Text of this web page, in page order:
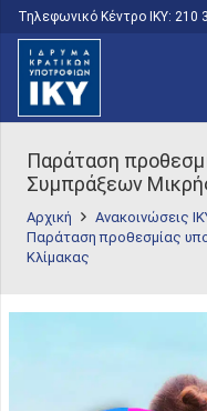
Τηλεφωνικό Κέντρο IKY: 210
Παράταση
Συμπράξεων
Αρχική
Ανακοινώσεις
Παράταση προθεσμίας
Κλίμακας